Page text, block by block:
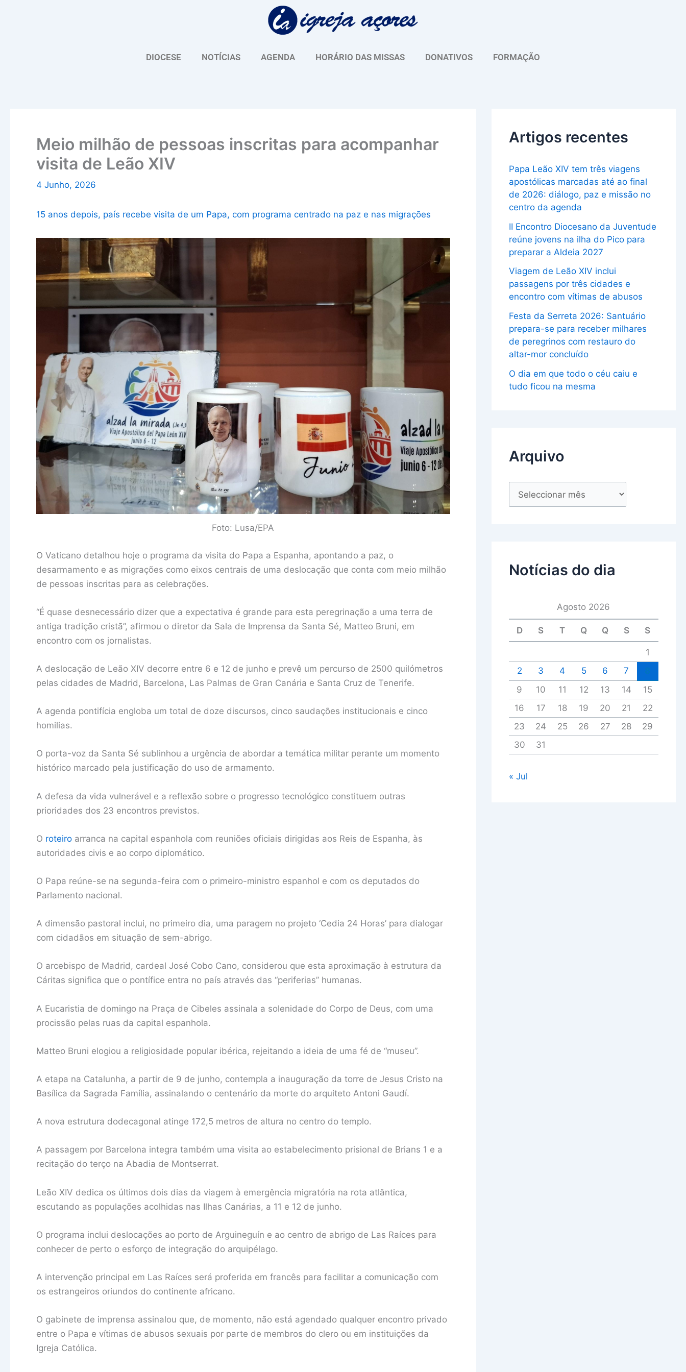
DIOCESE NOTÍCIAS AGENDA HORÁRIO DAS MISSAS DONATIVOS FORMAÇÃO
Meio milhão de pessoas inscritas para acompanhar
visita de Leão XIV
4 Junho, 2026
15 anos depois, país recebe visita de um Papa, com programa centrado na paz e nas migrações
Foto: Lusa/EPA
O Vaticano detalhou hoje o programa da visita do Papa a Espanha, apontando a paz, o
desarmamento e as migrações como eixos centrais de uma deslocação que conta com meio milhão
de pessoas inscritas para as celebrações.
“É quase desnecessário dizer que a expectativa é grande para esta peregrinação a uma terra de
antiga tradição cristã”, afirmou o diretor da Sala de Imprensa da Santa Sé, Matteo Bruni, em
encontro com os jornalistas.
A deslocação de Leão XIV decorre entre 6 e 12 de junho e prevê um percurso de 2500 quilómetros
pelas cidades de Madrid, Barcelona, Las Palmas de Gran Canária e Santa Cruz de Tenerife.
A agenda pontifícia engloba um total de doze discursos, cinco saudações institucionais e cinco
homilias.
O porta-voz da Santa Sé sublinhou a urgência de abordar a temática militar perante um momento
histórico marcado pela justificação do uso de armamento.
A defesa da vida vulnerável e a reflexão sobre o progresso tecnológico constituem outras
prioridades dos 23 encontros previstos.
O roteiro arranca na capital espanhola com reuniões oficiais dirigidas aos Reis de Espanha, às
autoridades civis e ao corpo diplomático.
O Papa reúne-se na segunda-feira com o primeiro-ministro espanhol e com os deputados do
Parlamento nacional.
A dimensão pastoral inclui, no primeiro dia, uma paragem no projeto ‘Cedia 24 Horas’ para dialogar
com cidadãos em situação de sem-abrigo.
O arcebispo de Madrid, cardeal José Cobo Cano, considerou que esta aproximação à estrutura da
Cáritas significa que o pontífice entra no país através das “periferias” humanas.
A Eucaristia de domingo na Praça de Cibeles assinala a solenidade do Corpo de Deus, com uma
procissão pelas ruas da capital espanhola.
Matteo Bruni elogiou a religiosidade popular ibérica, rejeitando a ideia de uma fé de “museu”.
A etapa na Catalunha, a partir de 9 de junho, contempla a inauguração da torre de Jesus Cristo na
Basílica da Sagrada Família, assinalando o centenário da morte do arquiteto Antoni Gaudí.
A nova estrutura dodecagonal atinge 172,5 metros de altura no centro do templo.
A passagem por Barcelona integra também uma visita ao estabelecimento prisional de Brians 1 e a
recitação do terço na Abadia de Montserrat.
Leão XIV dedica os últimos dois dias da viagem à emergência migratória na rota atlântica,
escutando as populações acolhidas nas Ilhas Canárias, a 11 e 12 de junho.
O programa inclui deslocações ao porto de Arguineguín e ao centro de abrigo de Las Raíces para
conhecer de perto o esforço de integração do arquipélago.
A intervenção principal em Las Raíces será proferida em francês para facilitar a comunicação com
os estrangeiros oriundos do continente africano.
O gabinete de imprensa assinalou que, de momento, não está agendado qualquer encontro privado
entre o Papa e vítimas de abusos sexuais por parte de membros do clero ou em instituições da
Igreja Católica.
Artigos recentes
Papa Leão XIV tem três viagens
apostólicas marcadas até ao final
de 2026: diálogo, paz e missão no
centro da agenda
II Encontro Diocesano da Juventude
reúne jovens na ilha do Pico para
preparar a Aldeia 2027
Viagem de Leão XIV inclui
passagens por três cidades e
encontro com vítimas de abusos
Festa da Serreta 2026: Santuário
prepara-se para receber milhares
de peregrinos com restauro do
altar-mor concluído
O dia em que todo o céu caiu e
tudo ficou na mesma
Arquivo
u
Notícias do dia
Agosto 2026
D S T Q Q S S
1
2
3 4 5 6 7
9
10 11 12 13 14
15
16
17 18 19 20 21
22
23
24 25 26 27 28
29
30
31
« Jul